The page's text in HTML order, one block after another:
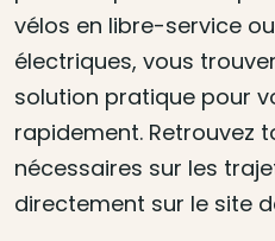
vélos en libre-service
électriques, vous
solution pratique pour
rapidement. Retrouvez
nécessaires sur les
directement sur le site